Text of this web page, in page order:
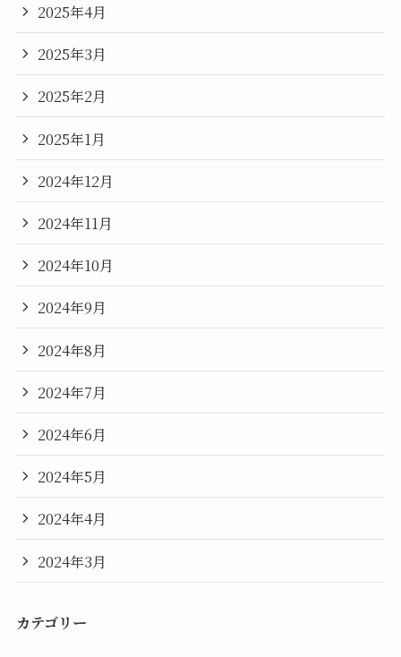
2025年4月
2025年3月
2025年2月
2025年1月
2024年12月
2024年11月
2024年10月
2024年9月
2024年8月
2024年7月
2024年6月
2024年5月
2024年4月
2024年3月
カテゴリー